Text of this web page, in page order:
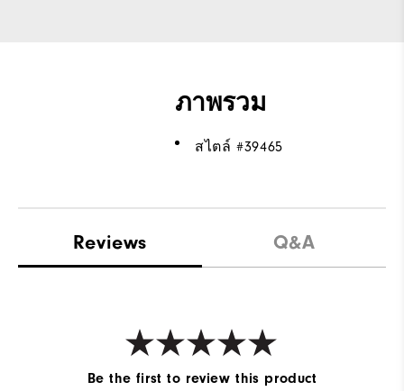
ภาพรวม
สไตล์ #39465
Reviews Q&A
Be the first to review this product